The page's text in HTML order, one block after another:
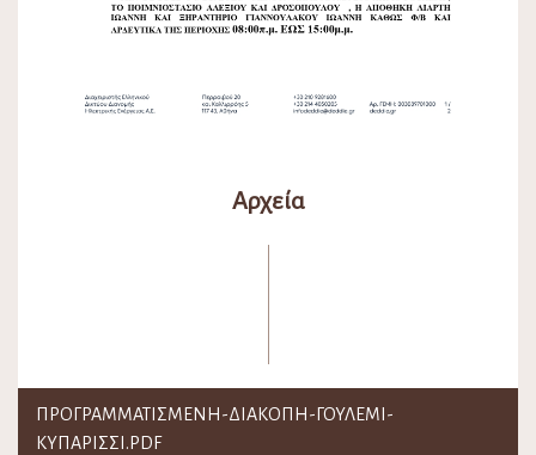
Αρχεία
ΠΡΟΓΡΑΜΜΑΤΙΣΜΕΝΗ-ΔΙΑΚΟΠΗ-ΓΟΥΛΕΜΙ-
ΚΥΠΑΡΙΣΣΙ.PDF